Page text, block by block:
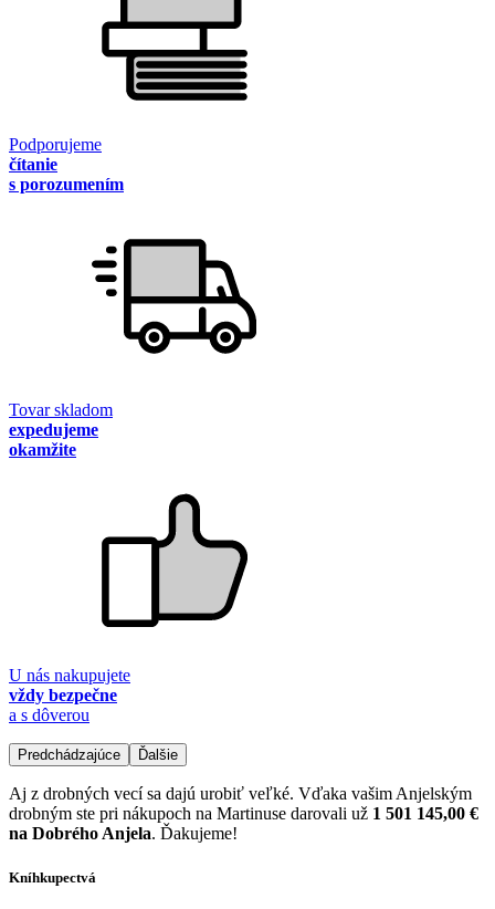
Podporujeme
čítanie
s porozumením
Tovar skladom
expedujeme
okamžite
U nás nakupujete
vždy bezpečne
a s dôverou
Predchádzajúce Ďalšie
Aj z drobných vecí sa dajú urobiť veľké. Vďaka vašim Anjelským
drobným ste pri nákupoch na Martinuse darovali už 1 501 145,00 €
na Dobrého Anjela. Ďakujeme!
Kníhkupectvá